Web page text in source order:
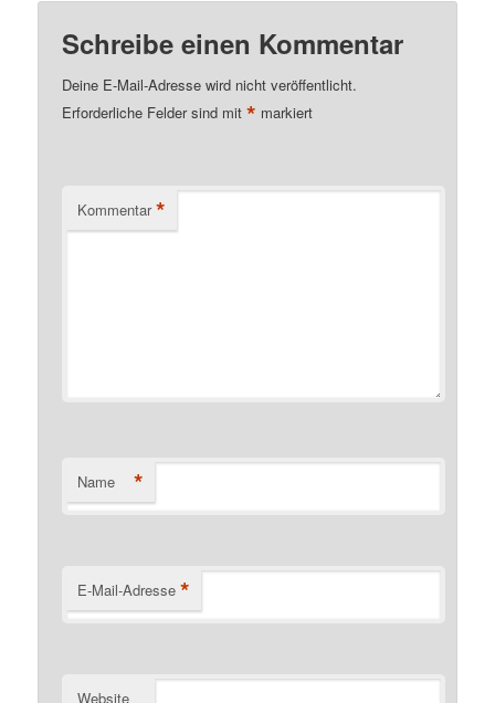
Schreibe einen Kommentar
Deine E-Mail-Adresse wird nicht veröffentlicht.
Erforderliche Felder sind mit* markiert
Kommentar *
Name *
E-Mail-Adresse *
Website